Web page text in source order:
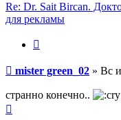
Re: Dr. Sait Bircan.
для рекламы
Сообщение
mister green_02 » Вс
странно конечно..